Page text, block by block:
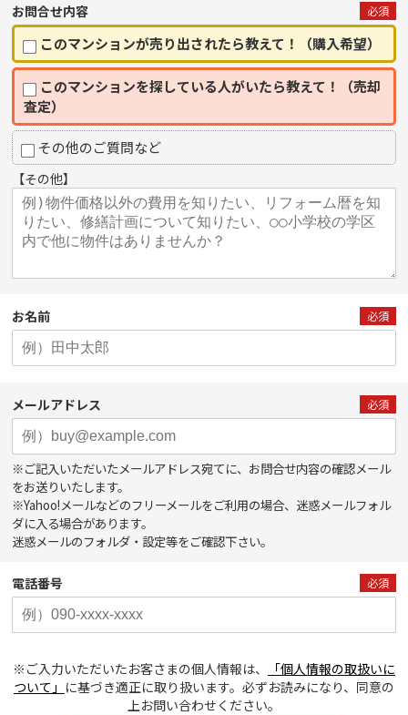
お問合せ内容 必須
このマンションが売り出されたら教えて！（購入希望）
このマンションを探している人がいたら教えて！（売却
査定）
その他のご質問など
【その他】
お名前 必須
メールアドレス 必須
※ご記入いただいたメールアドレス宛てに、お問合せ内容の確認メール
をお送りいたします。
※Yahoo!メールなどのフリーメールをご利用の場合、迷惑メールフォル
ダに入る場合があります。
迷惑メールのフォルダ・設定等をご確認下さい。
電話番号 必須
※ご入力いただいたお客さまの個人情報は、
「個人情報の取扱いに
ついて」 に基づき適正に取り扱います。必ずお読みになり、同意の
上お問い合わせください。